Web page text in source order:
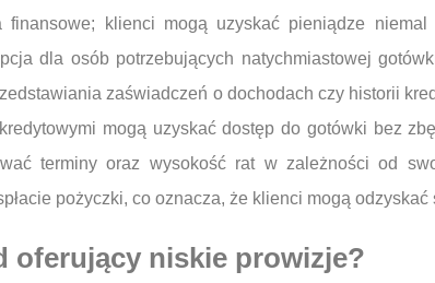
finansowe; klienci mogą uzyskać pieniądze
dla osób potrzebujących natychmiastowej
zaświadczeń o dochodach czy historii
mogą uzyskać dostęp do gotówki bez
terminy oraz wysokość rat w zależności od
pożyczki, co oznacza, że klienci mogą
oferujący niskie prowizje?